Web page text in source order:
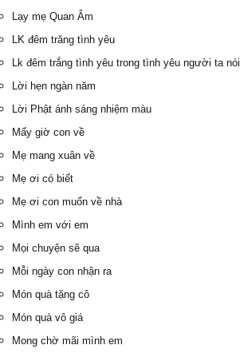
Lạy mẹ Quan Âm
LK đêm trăng tình yêu
Lk đêm trắng tình yêu trong tình yêu người ta nói
Lời hẹn ngàn năm
Lời Phật ánh sáng nhiệm màu
Mấy giờ con về
Mẹ mang xuân về
Mẹ ơi có biết
Mẹ ơi con muốn về nhà
Mình em với em
Mọi chuyện sẽ qua
Mỗi ngày con nhận ra
Món quà tặng cô
Món quà vô giá
Mong chờ mãi mình em